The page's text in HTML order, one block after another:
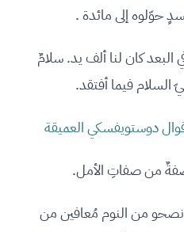
حوّلوه إلى مائدة .
البعد كان لنا ألف يد. سلامٌ
فيما أفتقد.
دوستويفسكي العميقة
صفةٌ من صفاتِ الأمل.
نصحو من النوم مُعافين من